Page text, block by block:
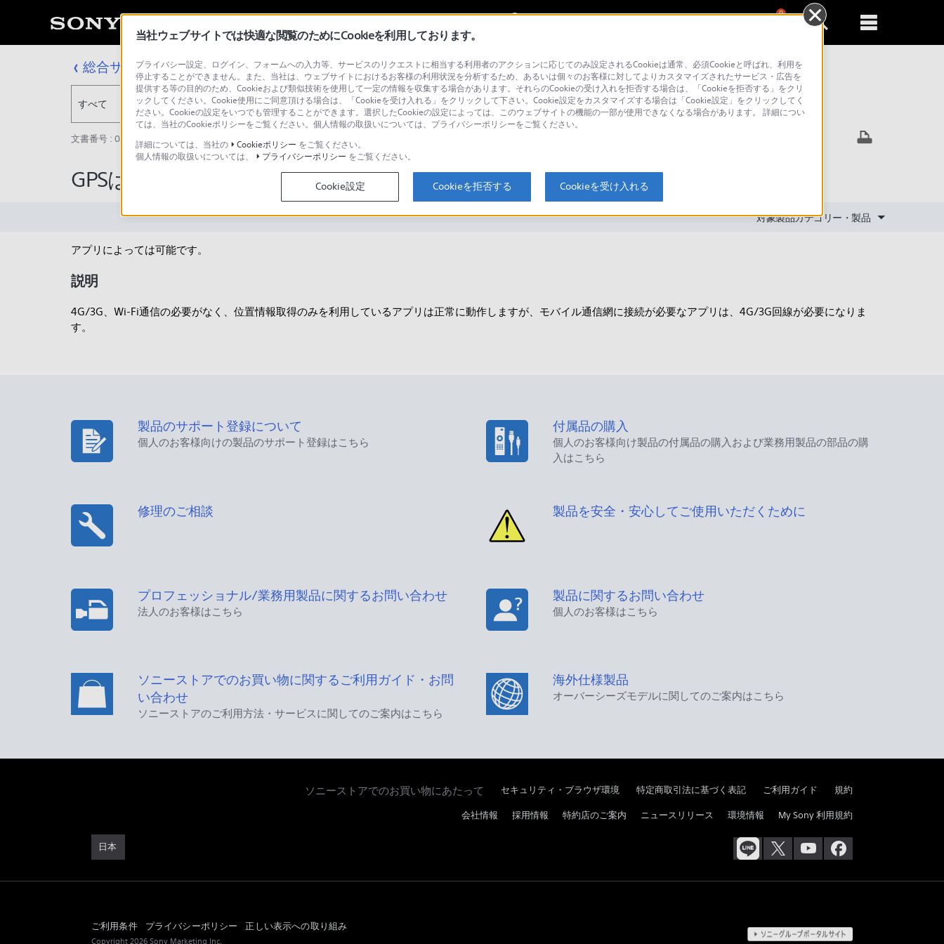
0
総合サポート・お問い合わせ
すべて 検索
文書番号 : 00250000 / 最終更新日 : 2025/03/11
GPSは携帯の電波が圏外の状態でも利用可能ですか？
対象製品カテゴリー・製品
アプリによっては可能です。
説明
4G/3G、Wi-Fi通信の必要がなく、位置情報取得のみを利用しているアプリは正常に動作しますが、モバイル通信網に接続が必要なアプリは、4G/3G回線が必要になりま
す。
製品のサポート登録について
個人のお客様向けの製品のサポート登録はこちら
付属品の購入
個人のお客様向け製品の付属品の購入および業務用製品の部品の購
入はこちら
修理のご相談 製品を安全・安心してご使用いただくために
プロフェッショナル/業務用製品に関するお問い合わせ
法人のお客様はこちら
製品に関するお問い合わせ
個人のお客様はこちら
ソニーストアでのお買い物に関するご利用ガイド・お問
い合わせ
ソニーストアのご利用方法・サービスに関してのご案内はこちら
海外仕様製品
オーバーシーズモデルに関してのご案内はこちら
ソニーストアでのお買い物にあたって セキュリティ・ブラウザ環境 特定商取引法に基づく表記 ご利用ガイド 規約
日本
会社情報 採用情報 特約店のご案内 ニュースリリース 環境情報 My Sony 利用規約
ご利用条件 プライバシーポリシー 正しい表示への取り組み
Copyright 2026 Sony Marketing Inc.
当社ウェブサイトでは快適な閲覧のためにCookieを利用しております。
プライバシー設定、ログイン、フォームへの入力等、サービスのリクエストに相当する利用者のアクションに応じてのみ設定されるCookieは通常、必須Cookieと呼ばれ、利用を
停止することができません。また、当社は、ウェブサイトにおけるお客様の利用状況を分析するため、あるいは個々のお客様に対してよりカスタマイズされたサービス・広告を
提供する等の目的のため、Cookieおよび類似技術を使用して一定の情報を収集する場合があります。それらのCookieの受け入れを拒否する場合は、「Cookieを拒否する」をクリ
ックしてください。Cookie使用にご同意頂ける場合は、「Cookieを受け入れる」をクリックして下さい。Cookie設定をカスタマイズする場合は「Cookie設定」をクリックしてく
ださい。Cookieの設定をいつでも管理することができます。選択したCookieの設定によっては、このウェブサイトの機能の一部が使用できなくなる場合があります。 詳細につい
ては、当社のCookieポリシーをご覧ください。個人情報の取扱いについては、プライバシーポリシーをご覧ください。
詳細については、当社の
Cookieポリシー をご覧ください。
個人情報の取扱いについては、
プライバシーポリシー をご覧ください。
Cookie設定 Cookieを拒否する Cookieを受け入れる